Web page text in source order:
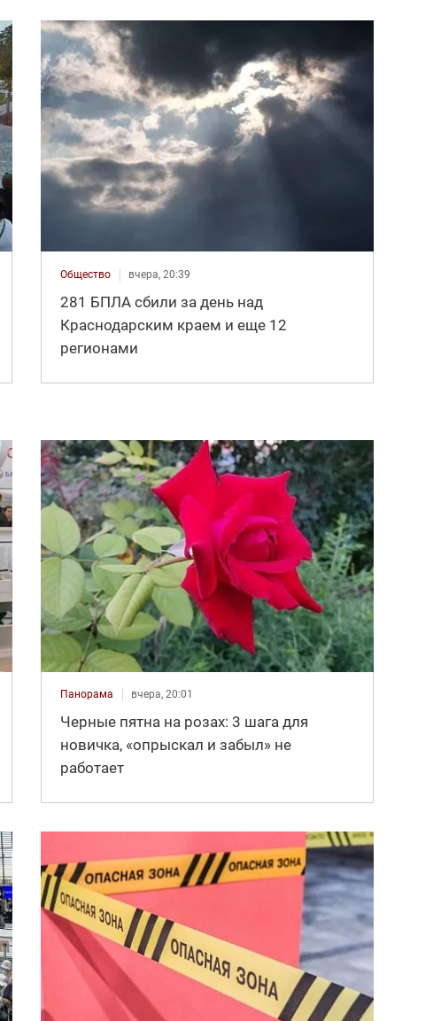
Общество вчера, 20:39
281 БПЛА сбили за день над
Краснодарским краем и еще 12
регионами
Панорама вчера, 20:01
Черные пятна на розах: 3 шага для
новичка, «опрыскал и забыл» не
работает